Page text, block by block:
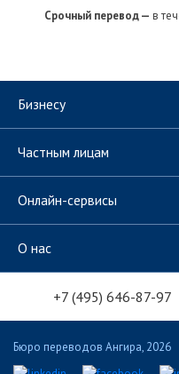
Срочный перевод — в
Бизнесу
Частным лицам
Онлайн-сервисы
О нас
+7 (495) 646-87-97
Бюро переводов Ангира, 2026